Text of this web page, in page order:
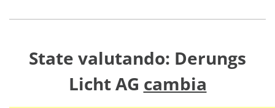
State valutando: Derungs
Licht AG cambia